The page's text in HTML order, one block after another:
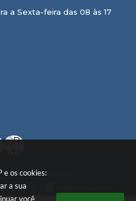
e os cookies:
a sua
você
a Sexta-feira das 08 às 17
3.5.3 - 19/06/2026
2026 17:41